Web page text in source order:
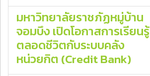
มหาวิทยาลัยราชภัฏหมู่บ้าน
จอมบึง เปิดโอกาสการเรียนรู้
ตลอดชีวิตกับระบบคลัง
หน่วยกิต (Credit Bank)